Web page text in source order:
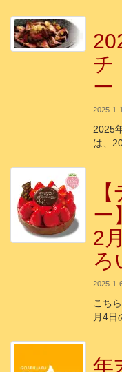
チ
ー
2025-1-
2025
は、
ー
2
ろ
2025-1-
こち
月4日
年